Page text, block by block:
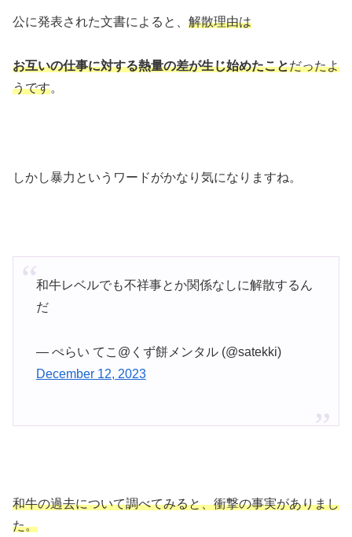
公に発表された文書によると、 解散理由は
お互いの仕事に対する熱量の差が生じ始めたことだったよ
うです。
しかし暴力というワードがかなり気になりますね。
和牛レベルでも不祥事とか関係なしに解散するん
だ
— ぺらい てこ@くず餅メンタル (@satekki)
December 12, 2023
和牛の過去について調べてみると、衝撃の事実がありまし
た。